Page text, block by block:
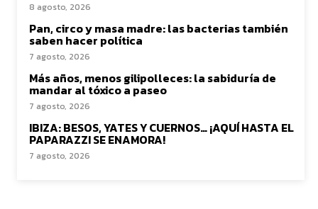
8 agosto, 2026
Pan, circo y masa madre: las bacterias también
saben hacer política
7 agosto, 2026
Más años, menos gilipolleces: la sabiduría de
mandar al tóxico a paseo
7 agosto, 2026
IBIZA: BESOS, YATES Y CUERNOS… ¡AQUÍ HASTA EL
PAPARAZZI SE ENAMORA!
7 agosto, 2026